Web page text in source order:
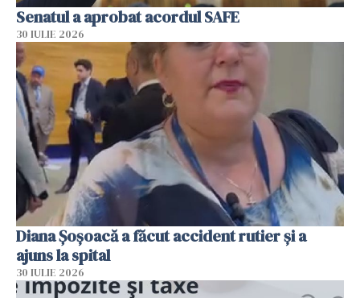
Senatul a aprobat acordul SAFE
30 IULIE 2026
Diana Șoșoacă a făcut accident rutier și a
ajuns la spital
30 IULIE 2026